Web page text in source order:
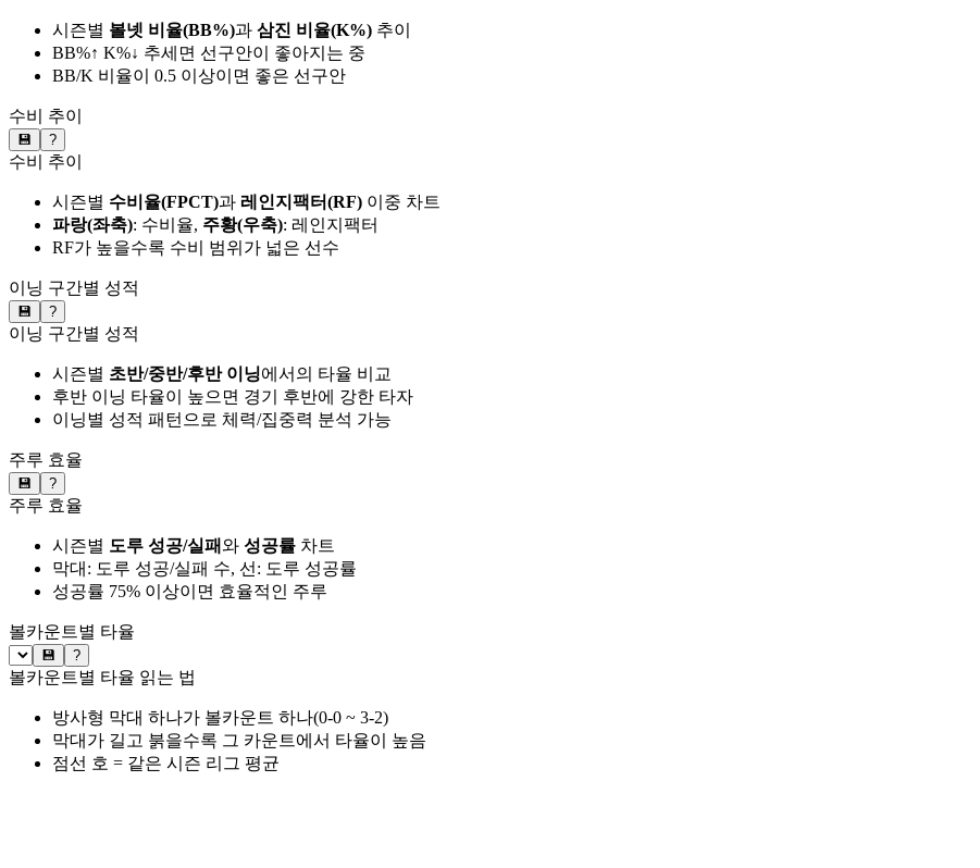
시즌별 볼넷 비율(BB%)과 삼진 비율(K%) 추이
BB%↑ K%↓ 추세면 선구안이 좋아지는 중
BB/K 비율이 0.5 이상이면 좋은 선구안
수비 추이
💾 ?
수비 추이
시즌별 수비율(FPCT)과 레인지팩터(RF) 이중 차트
파랑(좌축): 수비율, 주황(우축): 레인지팩터
RF가 높을수록 수비 범위가 넓은 선수
이닝 구간별 성적
💾 ?
이닝 구간별 성적
시즌별 초반/중반/후반 이닝에서의 타율 비교
후반 이닝 타율이 높으면 경기 후반에 강한 타자
이닝별 성적 패턴으로 체력/집중력 분석 가능
주루 효율
💾 ?
주루 효율
시즌별 도루 성공/실패와 성공률 차트
막대: 도루 성공/실패 수, 선: 도루 성공률
성공률 75% 이상이면 효율적인 주루
볼카운트별 타율
💾 ?
볼카운트별 타율 읽는 법
방사형 막대 하나가 볼카운트 하나(0-0 ~ 3-2)
막대가 길고 붉을수록 그 카운트에서 타율이 높음
점선 호 = 같은 시즌 리그 평균